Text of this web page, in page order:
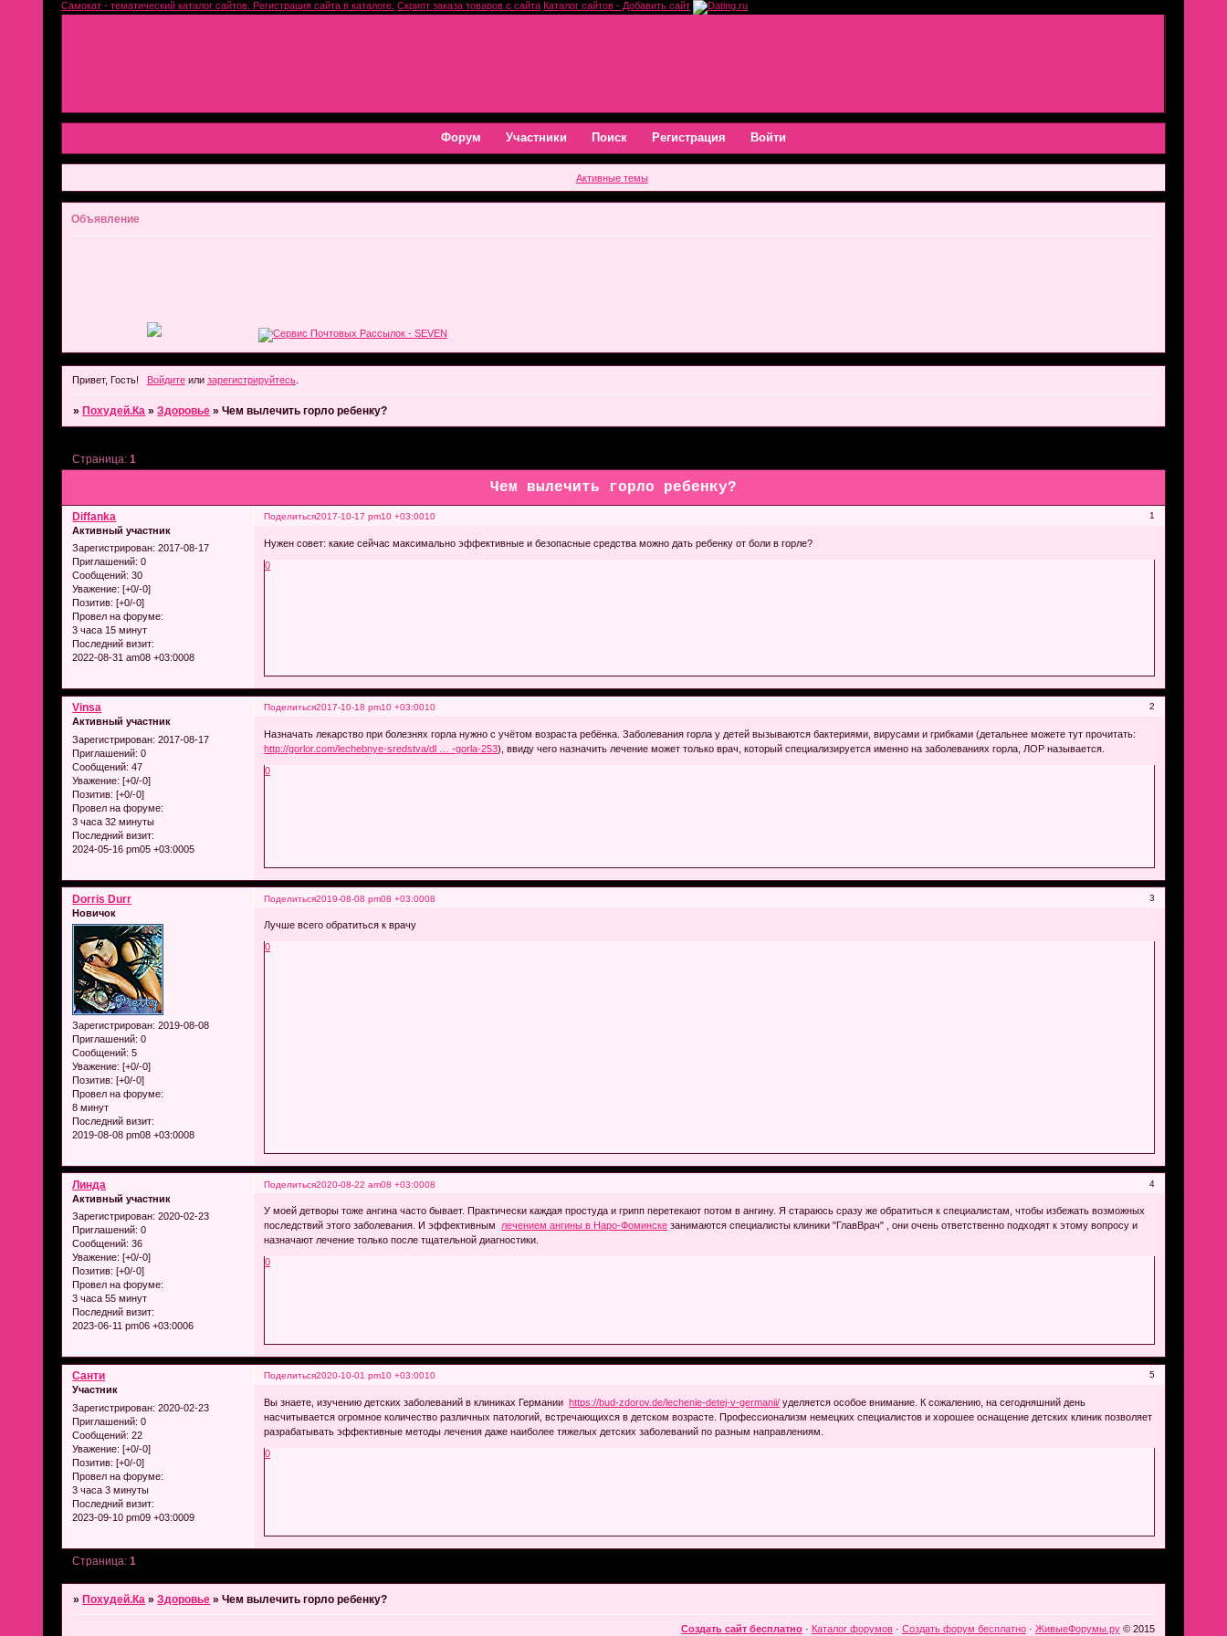
Самокат - тематический каталог сайтов. Регистрация сайта в каталоге. Скрипт заказа товаров с сайта Каталог сайтов - Добавить сайт
Форум Участники Поиск Регистрация Войти
Активные темы
Объявление
Привет, Гость! Войдитеили зарегистрируйтесь.
»Похудей.Ка »Здоровье »Чем вылечить горло ребенку?
Чем вылечить горло ребенку?
Страница:1
Поделиться 1
2017-10-17 pm10 +03:0010
Diffanka
Активный участник
Зарегистрирован: 2017-08-17
Приглашений: 0
Сообщений: 30
Уважение: [+0/-0]
Позитив: [+0/-0]
Провел на форуме:
3 часа 15 минут
Последний визит:
2022-08-31 am08 +03:0008
Нужен совет: какие сейчас максимально эффективные и безопасные средства можно дать ребенку от боли в горле?
0
Поделиться 2
2017-10-18 pm10 +03:0010
Vinsa
Активный участник
Зарегистрирован: 2017-08-17
Приглашений: 0
Сообщений: 47
Уважение: [+0/-0]
Позитив: [+0/-0]
Провел на форуме:
3 часа 32 минуты
Последний визит:
2024-05-16 pm05 +03:0005
Назначать лекарство при болезнях горла нужно с учётом возраста ребёнка. Заболевания горла у детей вызываются бактериями, вирусами и грибками (детальнее можете тут прочитать:
http://gorlor.com/lechebnye-sredstva/dl … -gorla-253), ввиду чего назначить лечение может только врач, который специализируется именно на заболеваниях горла, ЛОР называется.
0
Поделиться 3
2019-08-08 pm08 +03:0008
Dorris Durr
Новичок
Зарегистрирован: 2019-08-08
Приглашений: 0
Сообщений: 5
Уважение: [+0/-0]
Позитив: [+0/-0]
Провел на форуме:
8 минут
Последний визит:
2019-08-08 pm08 +03:0008
Лучше всего обратиться к врачу
0
Поделиться 4
2020-08-22 am08 +03:0008
Линда
Активный участник
Зарегистрирован: 2020-02-23
Приглашений: 0
Сообщений: 36
Уважение: [+0/-0]
Позитив: [+0/-0]
Провел на форуме:
3 часа 55 минут
Последний визит:
2023-06-11 pm06 +03:0006
У моей детворы тоже ангина часто бывает. Практически каждая простуда и грипп перетекают потом в ангину. Я стараюсь сразу же обратиться к специалистам, чтобы избежать возможных
последствий этого заболевания. И эффективным лечением ангины в Наро-Фоминске занимаются специалисты клиники "ГлавВрач" , они очень ответственно подходят к этому вопросу и
назначают лечение только после тщательной диагностики.
0
Поделиться 5
2020-10-01 pm10 +03:0010
Санти
Участник
Зарегистрирован: 2020-02-23
Приглашений: 0
Сообщений: 22
Уважение: [+0/-0]
Позитив: [+0/-0]
Провел на форуме:
3 часа 3 минуты
Последний визит:
2023-09-10 pm09 +03:0009
Вы знаете, изучению детских заболеваний в клиниках Германииhttps://bud-zdorov.de/lechenie-detej-v-germanii/ уделяется особое внимание. К сожалению, на сегодняшний день
насчитывается огромное количество различных патологий, встречающихся в детском возрасте. Профессионализм немецких специалистов и хорошее оснащение детских клиник позволяет
разрабатывать эффективные методы лечения даже наиболее тяжелых детских заболеваний по разным направлениям.
0
Страница:1
» Похудей.Ка »Здоровье »Чем вылечить горло ребенку?
Создать сайт бесплатно· Каталог форумов· Создать форум бесплатно· ЖивыеФорумы.ру© 2015